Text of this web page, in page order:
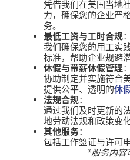
凭借我们在美国当地
力，确保您的企业严
务。
最低工资与工时合规：
我们确保您的用工实
标准，帮助企业规避
休假与带薪休假管理：
协助制定并实施符合
提供公平、透明的休
法规合规：
通过我们及时更新的
地劳动法规和政策变
其他服务：
包括工作签证与许可
*服务内容